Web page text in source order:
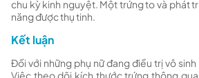
chu kỳ kinh nguyệt. Một trứng to và phát
năng được thụ tinh.
Kết luận
Đối với những phụ nữ đang điều trị vô
Việc theo dõi kích thước trứng thông